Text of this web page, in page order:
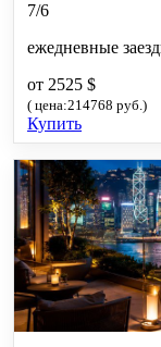
7/6
ежедневные
от 2525 $
( цена:214768 руб.)
Купить